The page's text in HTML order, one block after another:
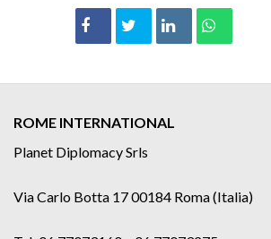
ROME INTERNATIONAL
Planet Diplomacy Srls
Via Carlo Botta 17 00184 Roma (Italia)